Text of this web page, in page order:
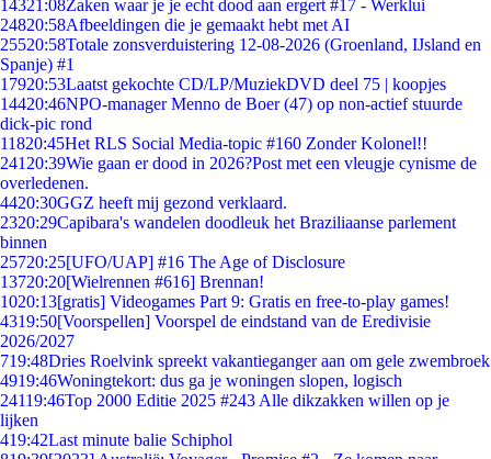
14321:08Zaken waar je je echt dood aan ergert #17 - Werklui
24820:58Afbeeldingen die je gemaakt hebt met AI
25520:58Totale zonsverduistering 12-08-2026 (Groenland, IJsland en
Spanje) #1
17920:53Laatst gekochte CD/LP/MuziekDVD deel 75 | koopjes
14420:46NPO-manager Menno de Boer (47) op non-actief stuurde
dick-pic rond
11820:45Het RLS Social Media-topic #160 Zonder Kolonel!!
241 20:39Wie gaan er dood in 2026?Post met een vleugje cynisme de
overledenen.
4420:30GGZ heeft mij gezond verklaard.
2320:29Capibara's wandelen doodleuk het Braziliaanse parlement
binnen
25720:25[UFO/UAP] #16 The Age of Disclosure
13720:20[Wielrennen #616] Brennan!
1020:13[gratis] Videogames Part 9: Gratis en free-to-play games!
4319:50[Voorspellen] Voorspel de eindstand van de Eredivisie
2026/2027
719:48Dries Roelvink spreekt vakantieganger aan om gele zwembroek
4919:46Woningtekort: dus ga je woningen slopen, logisch
24119:46Top 2000 Editie 2025 #243 Alle dikzakken willen op je
lijken
419:42Last minute balie Schiphol